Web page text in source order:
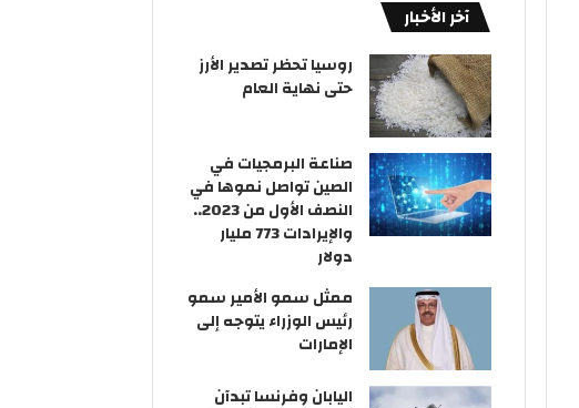
آخر الأخبار
روسيا تحظر تصدير الأرز
حتى نهاية العام
صناعة البرمجيات في
الصين تواصل نموها في
النصف الأول من 2023..
والإيرادات 773 مليار
دولار
ممثل سمو الأمير سمو
رئيس الوزراء يتوجه إلى
الإمارات
اليابان وفرنسا تبدآن